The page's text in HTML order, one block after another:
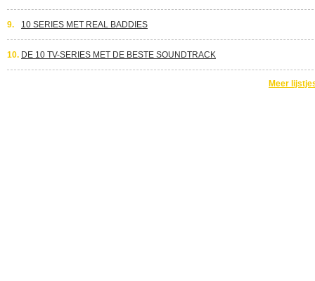
9. 10 SERIES MET REAL BADDIES
10. DE 10 TV-SERIES MET DE BESTE SOUNDTRACK
Meer